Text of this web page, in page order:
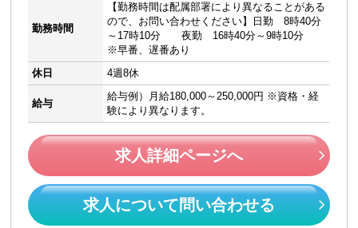
勤務時間
【勤務時間は配属部署により異なることがある
ので、お問い合わせください】日勤 8時40分
～17時10分 夜勤 16時40分～9時10分
※早番、遅番あり
休日
4週8休
給与
給与例）月給180,000～250,000円 ※資格・経
験により異なります。
求人詳細ページへ
求人について問い合わせる